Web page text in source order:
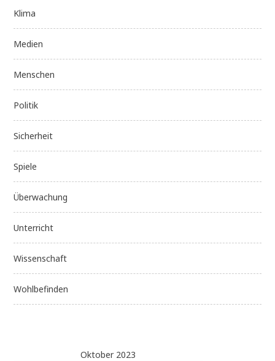
Klima
Medien
Menschen
Politik
Sicherheit
Spiele
Überwachung
Unterricht
Wissenschaft
Wohlbefinden
Oktober 2023